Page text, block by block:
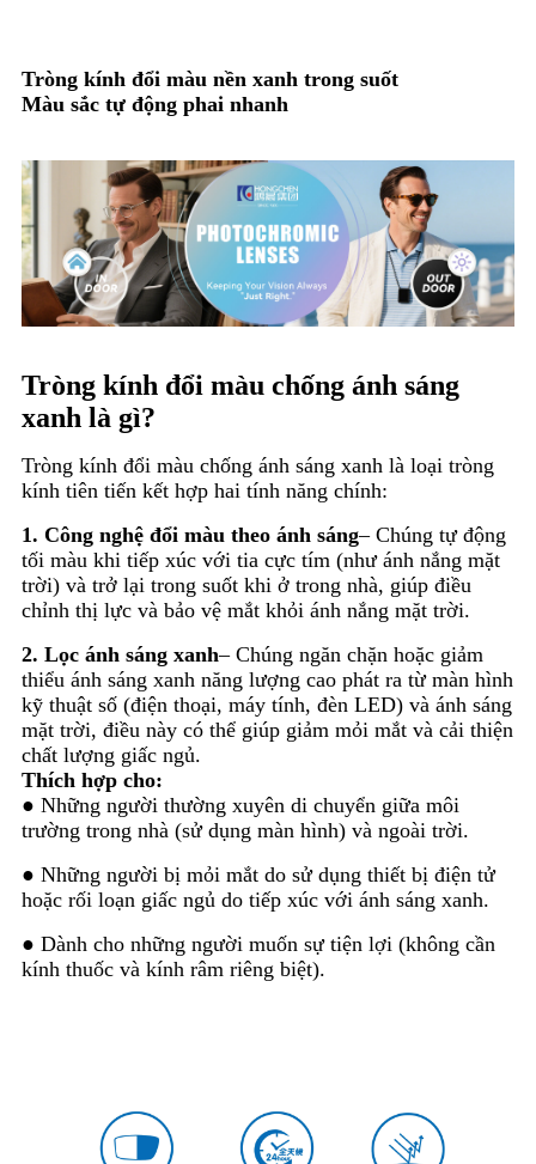
Tròng kính đổi màu nền xanh trong suốt
Màu sắc tự động phai nhanh
Tròng kính đổi màu chống ánh sáng
xanh là gì?
Tròng kính đổi màu chống ánh sáng xanh là loại tròng
kính tiên tiến kết hợp hai tính năng chính:
1. Công nghệ đổi màu theo ánh sáng– Chúng tự động
tối màu khi tiếp xúc với tia cực tím (như ánh nắng mặt
trời) và trở lại trong suốt khi ở trong nhà, giúp điều
chỉnh thị lực và bảo vệ mắt khỏi ánh nắng mặt trời.
2. Lọc ánh sáng xanh– Chúng ngăn chặn hoặc giảm
thiểu ánh sáng xanh năng lượng cao phát ra từ màn hình
kỹ thuật số (điện thoại, máy tính, đèn LED) và ánh sáng
mặt trời, điều này có thể giúp giảm mỏi mắt và cải thiện
chất lượng giấc ngủ.
Thích hợp cho:
● Những người thường xuyên di chuyển giữa môi
trường trong nhà (sử dụng màn hình) và ngoài trời.
● Những người bị mỏi mắt do sử dụng thiết bị điện tử
hoặc rối loạn giấc ngủ do tiếp xúc với ánh sáng xanh.
● Dành cho những người muốn sự tiện lợi (không cần
kính thuốc và kính râm riêng biệt).